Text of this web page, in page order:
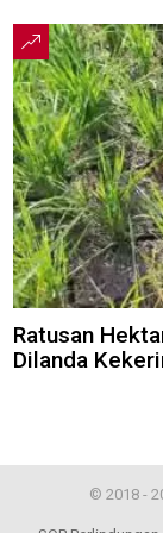
Ratusan
Dilanda
© 2018 -